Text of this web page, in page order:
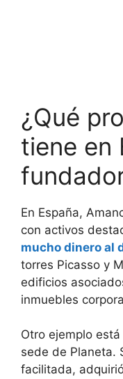
¿Qué
tiene en
En España,
con activos
mucho dinero al
torres Picasso y
edificios
inmuebles
Otro ejemplo
sede de Planeta.
facilitada,